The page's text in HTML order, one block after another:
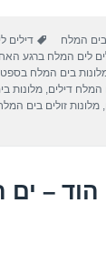
s
A
p
gr
a
m
e
בים המלח תגיות
דילים
לים המלח ברגע
בים המלח
המלח דילים,מלונות
,מלונות זולים בים
–